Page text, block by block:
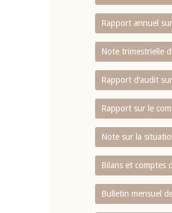
Rapport annuel
Note trimestrielle
Rapport d‘audit
Rapport sur le
Note sur la
Bilans et comptes
Bulletin mensuel